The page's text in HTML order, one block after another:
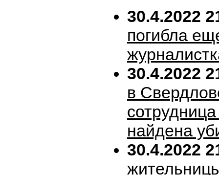
30.4.2022
погибла
30.4.2022
в
найдена
30.4.2022